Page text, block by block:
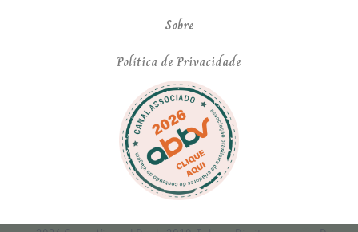
Sobre
Política de Privacidade